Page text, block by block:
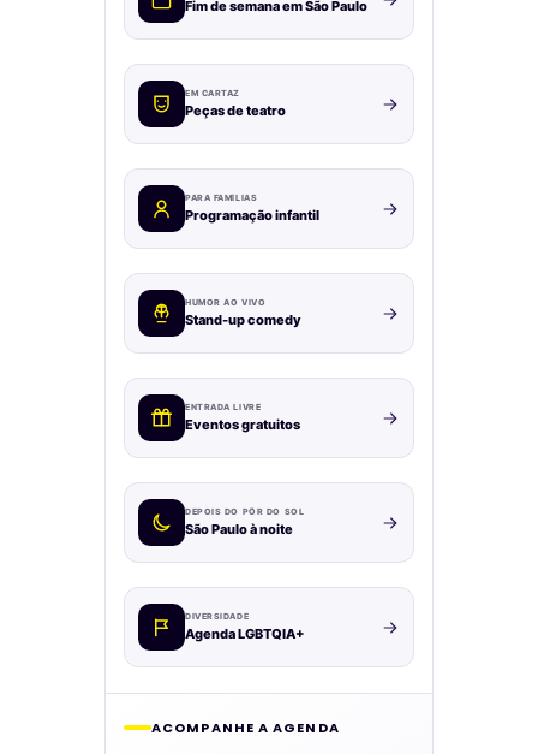
Fim de semana em São Paulo
EM CARTAZ
Peças de teatro
PARA FAMÍLIAS
Programação infantil
HUMOR AO VIVO
Stand-up comedy
ENTRADA LIVRE
Eventos gratuitos
DEPOIS DO PÔR DO SOL
São Paulo à noite
DIVERSIDADE
Agenda LGBTQIA+
ACOMPANHE A AGENDA